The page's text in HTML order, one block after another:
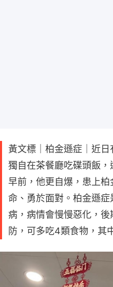
黃文標｜柏金遜症｜近
獨自在茶餐廳吃碟頭飯，
早前，他更自爆，患上
命、勇於面對。柏金遜
病，病情會慢慢惡化，
防，可多吃4類食物，其